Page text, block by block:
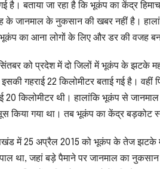
है। बताया जा रहा है कि भूकंप का केंद्र
के जानमाल के नुकसान की खबर नहीं है।
का आना लोगों के लिए और डर की वजह बन
सिंतबर को प्रदेश में दो जिलों में भूकंप के
गहराई 22 किलोमीटर बताई गई है।
20 किलोमीटर थी। हालांकि भूकंप से
किया गया था। तब भूकंप का केंद्र बड़कोट
में 25 अप्रैल 2015 को भूकंप के तेज
था, जहां बड़े पैमाने पर जानमाल का